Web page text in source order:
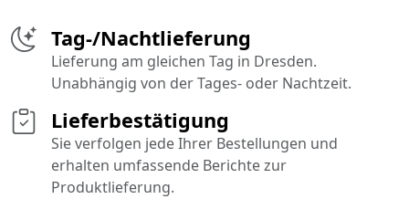
Tag-/Nachtlieferung
Lieferung am gleichen Tag in Dresden.
Unabhängig von der Tages- oder Nachtzeit.
Lieferbestätigung
Sie verfolgen jede Ihrer Bestellungen und
erhalten umfassende Berichte zur
Produktlieferung.